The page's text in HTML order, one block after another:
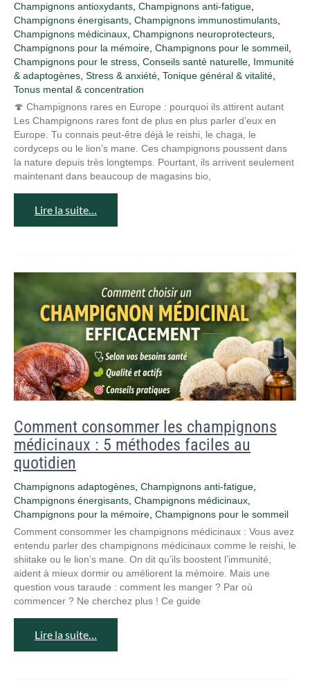
Champignons antioxydants Champignons anti‑fatigue
Champignons énergisants Champignons immunostimulants
Champignons médicinaux Champignons neuroprotecteurs
Champignons pour la mémoire Champignons pour le sommeil
Champignons pour le stress Conseils santé naturelle Immunité
& adaptogènes Stress & anxiété Tonique général & vitalité
Tonus mental & concentration
🍄 Champignons rares en Europe : pourquoi ils attirent autant
Les Champignons rares font de plus en plus parler d’eux en
Europe. Tu connais peut-être déjà le reishi, le chaga, le
cordyceps ou le lion’s mane. Ces champignons poussent dans
la nature depuis très longtemps. Pourtant, ils arrivent seulement
maintenant dans beaucoup de magasins bio,
Lire la suite…
Comment consommer les champignons
médicinaux : 5 méthodes faciles au
quotidien
Champignons adaptogènes Champignons anti‑fatigue
Champignons énergisants Champignons médicinaux
Champignons pour la mémoire Champignons pour le sommeil
Comment consommer les champignons médicinaux : Vous avez
entendu parler des champignons médicinaux comme le reishi, le
shiitake ou le lion’s mane. On dit qu’ils boostent l’immunité,
aident à mieux dormir ou améliorent la mémoire. Mais une
question vous taraude : comment les manger ? Par où
commencer ? Ne cherchez plus ! Ce guide
Lire la suite…